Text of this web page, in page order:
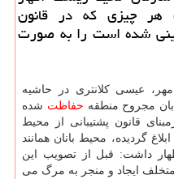
چیزی كه در قانون
شده است را به صورت
عیسی کلانتری در حاشیه
مجروح منطقه حفاظت شده
قانون پشتیبانی از محیط
گردیده، محیط بانان همانند
داشت: قبل از تصویب این
ایجاد و منجر به مرگ می